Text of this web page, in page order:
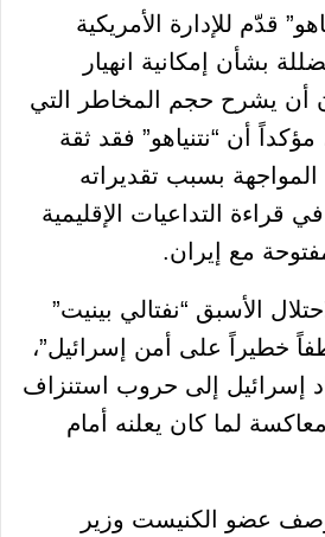
قدّم للإدارة الأمريكية
بشأن إمكانية انهيار
أن يشرح حجم المخاطر التي
أن “نتنياهو” فقد ثقة
بسبب تقديراته
قراءة التداعيات الإقليمية
مع إيران.
الأسبق “نفتالي بينيت”
خطيراً على أمن إسرائيل”،
إسرائيل إلى حروب استنزاف
لما كان يعلنه أمام
عضو الكنيست وزير